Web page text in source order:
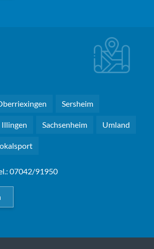
Sersheim
Illingen Sachsenheim Umland
07042/91950